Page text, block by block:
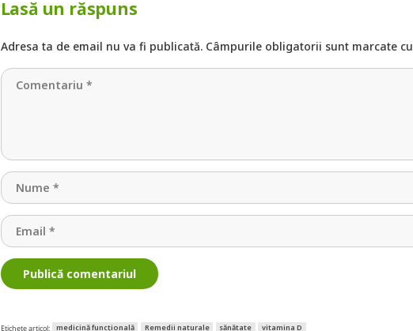
Lasă un răspuns
Adresa ta de email nu va fi publicată. Câmpurile obligatorii sunt marcate cu
Publică comentariul
Etichete articol: medicină funcțională Remedii naturale sănătate vitamina D